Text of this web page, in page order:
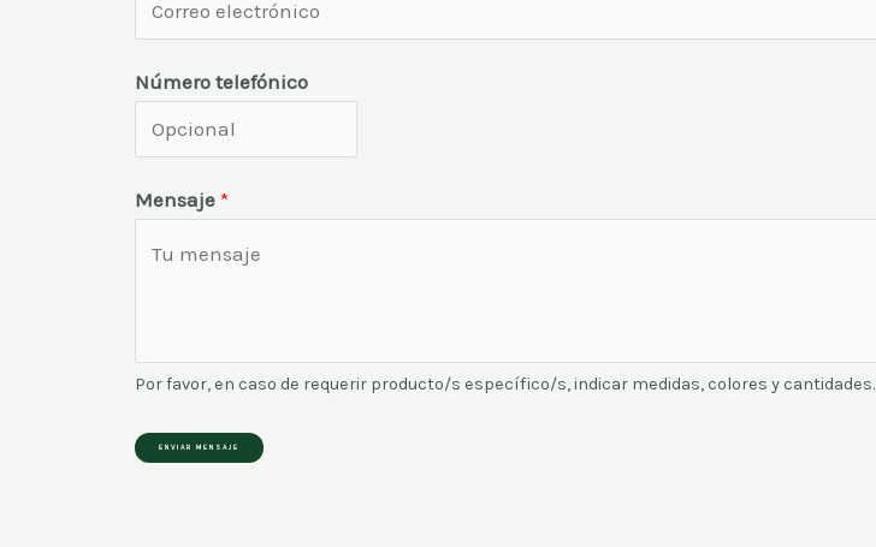
Número telefónico
Mensaje *
Por favor, en caso de requerir producto/s específico/s, indicar medidas, colores y cantidades.
ENVIAR MENSAJE